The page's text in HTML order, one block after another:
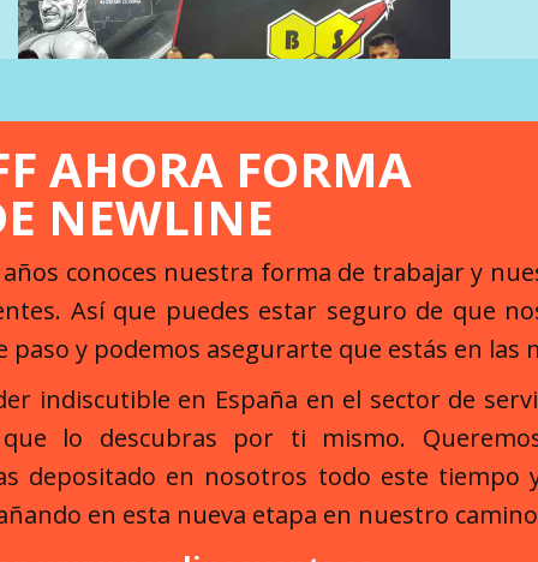
RELATED PROJECTS
AHORA FORMA
NEWLINE
conoces nuestra forma de trabajar y
Así que puedes estar seguro de que
paso y podemos asegurarte que estás en las
indiscutible en España en el sector de
lo descubras por ti mismo.
depositado en nosotros todo este tiempo
en esta nueva etapa en nuestro